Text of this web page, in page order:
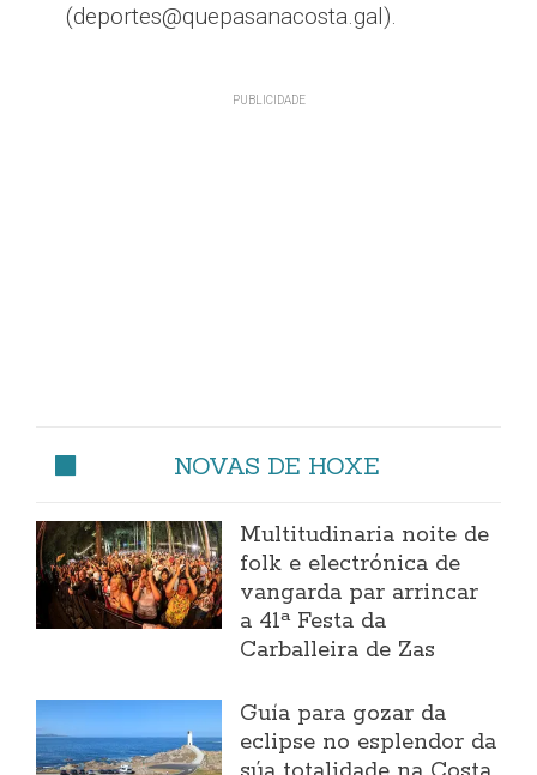
(deportes@quepasanacosta.gal).
NOVAS DE HOXE
Multitudinaria noite de
folk e electrónica de
vangarda par arrincar
a 41ª Festa da
Carballeira de Zas
Guía para gozar da
eclipse no esplendor da